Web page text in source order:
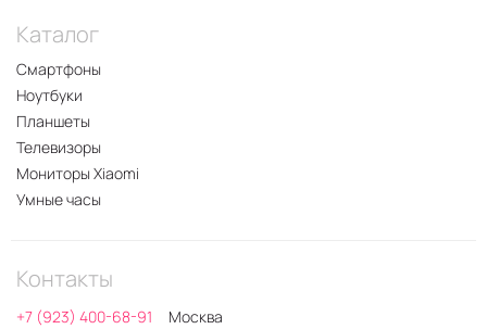
Каталог
Смартфоны
Ноутбуки
Планшеты
Телевизоры
Мониторы Xiaomi
Умные часы
Контакты
+7 (923) 400-68-91
Москва